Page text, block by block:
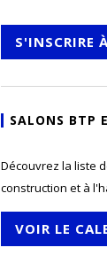
S'INSCRIRE
SALONS BTP
Découvrez la liste
construction et à
VOIR LE